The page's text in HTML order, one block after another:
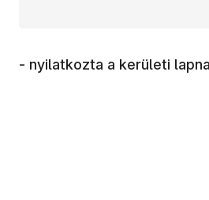
- nyilatkozta a kerületi